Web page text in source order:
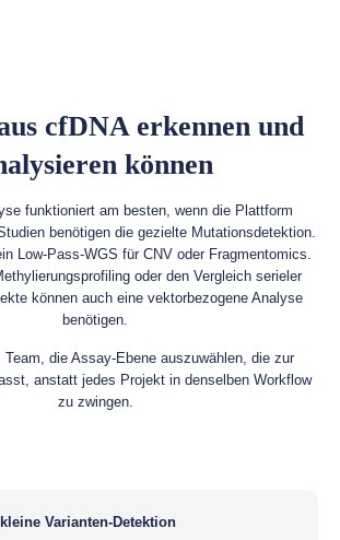
cfDNA erkennen und
können
funktioniert am besten, wenn die Plattform
benötigen die gezielte Mutationsdetektion.
Low-Pass-WGS für CNV oder Fragmentomics.
oder den Vergleich serieler
können auch eine vektorbezogene Analyse
benötigen.
Team, die Assay-Ebene auszuwählen, die zur
anstatt jedes Projekt in denselben Workflow
zu zwingen.
Varianten-Detektion